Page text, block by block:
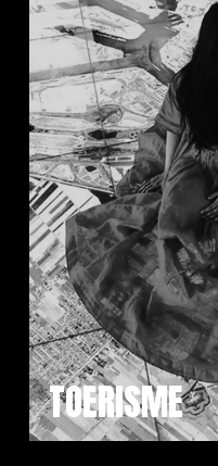
TOERISME